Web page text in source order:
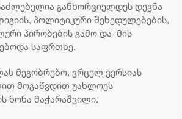
განხორციელდეს დევნა
პოლიტიკური შეხედულებების,
პირობების გამო და მის
საფრთხე.
მეგობრებო, ვრცელ ვერსიას
მოგაწვდით უახლოეს
ნონა მაჭარაშვილი.